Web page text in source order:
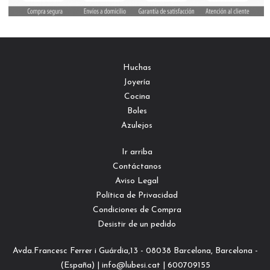
Huchas
Joyería
Cocina
Boles
Azulejos
Ir arriba
Contáctanos
Aviso Legal
Política de Privacidad
Condiciones de Compra
Desistir de un pedido
Avda.Francesc Ferrer i Guárdia,13 - 08038 Barcelona, Barcelona -
(España) | info@lubesi.cat | 600709155